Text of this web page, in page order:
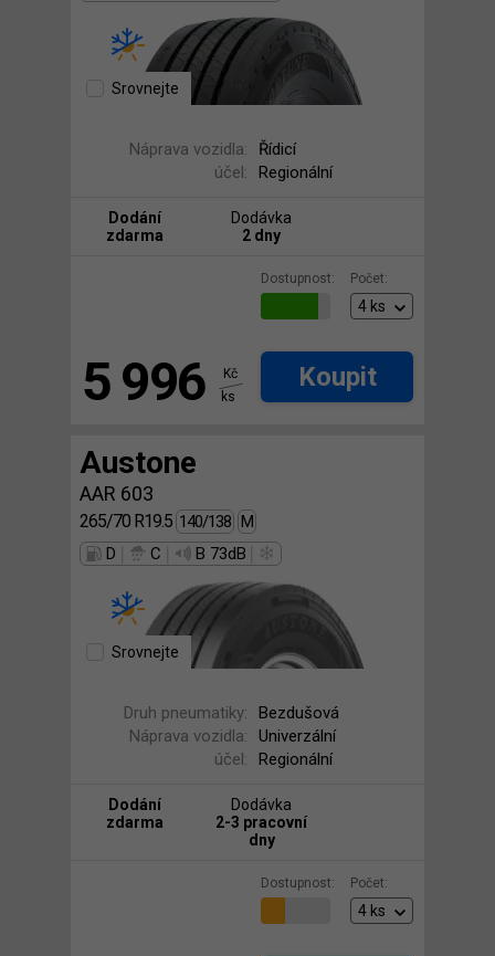
Srovnejte
Náprava vozidla:
Řídicí
účel:
Regionální
Dodání
zdarma
Dodávka
2 dny
Dostupnost: Počet:
5 996
Kč
ks
Koupit
Austone
AAR 603
265/70 R19.5 140/138 M
D
C B 73dB
Srovnejte
Druh pneumatiky:
Bezdušová
Náprava vozidla:
Univerzální
účel:
Regionální
Dodání
zdarma
Dodávka
2-3 pracovní
dny
Dostupnost: Počet: